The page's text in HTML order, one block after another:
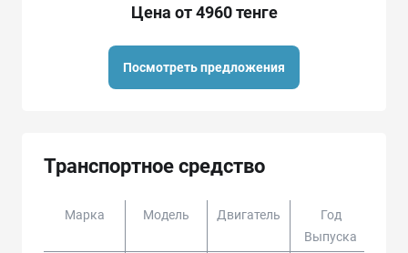
Цена от 4960 тенге
Посмотреть предложения
Транспортное средство
Марка Модель Двигатель
Год
Выпуска